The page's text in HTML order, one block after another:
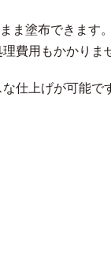
ま塗布できます。
費用もかかりま
仕上げが可能で